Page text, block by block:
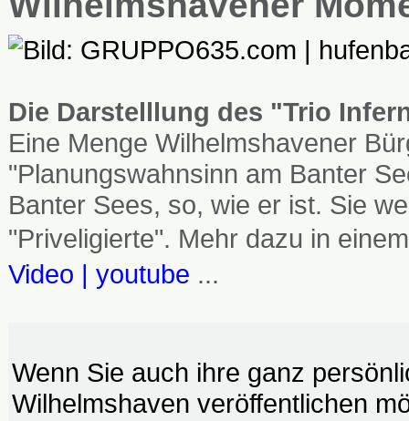
Die Darstelllung des "Trio
Eine Menge Wilhelmshavener
"Planungswahnsinn am Banter
Banter Sees, so, wie er ist. Sie
"Priveligierte". Mehr dazu in
Video | youtube ...
Wenn Sie auch ihre ganz
Wilhelmshaven veröffentlichen